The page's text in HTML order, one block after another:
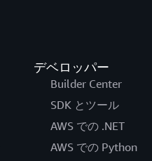
デベロッパー
Builder Center
SDK とツール
AWS での .NET
AWS での Python